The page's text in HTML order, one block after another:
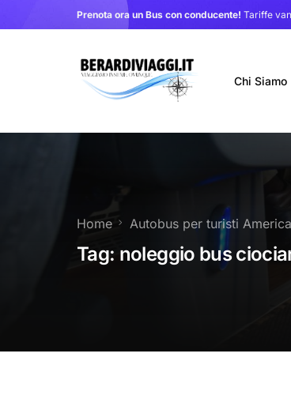
Prenota ora un Bus con conducente! Tariffe
Chi Siamo
Home Autobus per turisti
Tag: noleggio bus